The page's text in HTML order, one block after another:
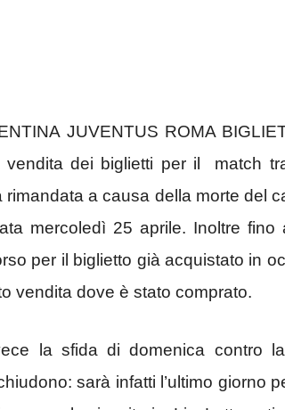
JUVENTUS ROMA
vendita dei biglietti per il match
rimandata a causa della morte del
mercoledì 25 aprile. Inoltre
per il biglietto già acquistato in
vendita dove è stato comprato.
la sfida di domenica contro la
sarà infatti l’ultimo giorno